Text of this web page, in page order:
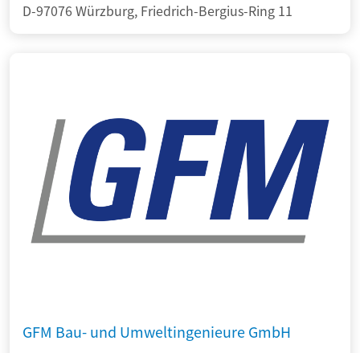
D-97076 Würzburg, Friedrich-Bergius-Ring 11
GFM Bau- und Umweltingenieure GmbH